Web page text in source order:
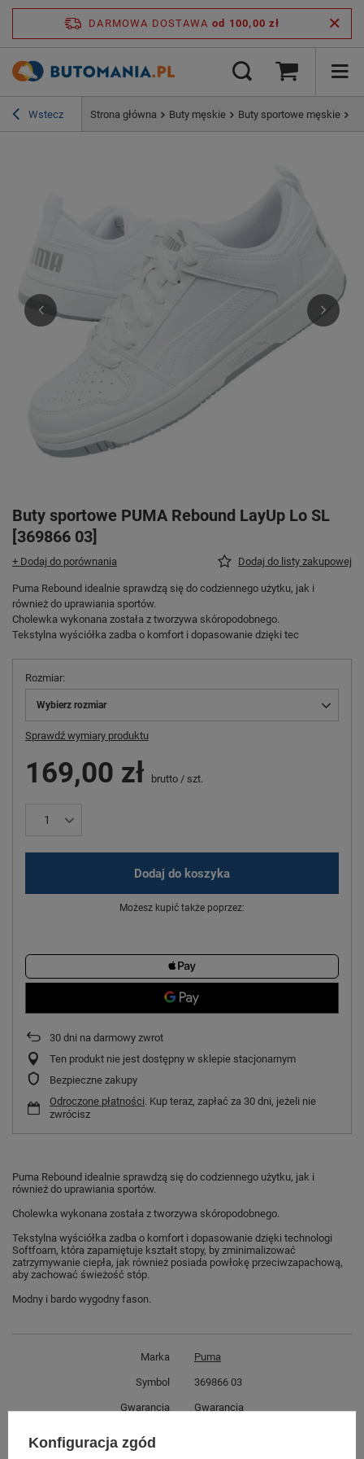
DARMOWA DOSTAWA od 100,00 zł
Wstecz Strona główna Buty męskie Buty sportowe męskie
Buty sportowe PUMA Rebound LayUp Lo SL
[369866 03]
+ Dodaj do porównania Dodaj do listy zakupowej
Puma Rebound idealnie sprawdzą się do codziennego użytku, jak i
również do uprawiania sportów.
Cholewka wykonana została z tworzywa skóropodobnego.
Tekstylna wyściółka zadba o komfort i dopasowanie dzięki tec
Rozmiar
Wybierz rozmiar
Sprawdź wymiary produktu
169,00 zł brutto / szt.
Dodaj do koszyka
Możesz kupić także poprzez:
30 dni na darmowy zwrot
Ten produkt nie jest dostępny w sklepie stacjonarnym
Bezpieczne zakupy
Odroczone płatności. Kup teraz, zapłać za 30 dni, jeżeli nie
zwrócisz
Puma Rebound idealnie sprawdzą się do codziennego użytku, jak i
również do uprawiania sportów.
Cholewka wykonana została z tworzywa skóropodobnego.
Tekstylna wyściółka zadba o komfort i dopasowanie dzięki technologi
Softfoam, która zapamiętuje kształt stopy, by zminimalizować
zatrzymywanie ciepła, jak również posiada powłokę przeciwzapachową,
aby zachować świeżość stóp.
Modny i bardo wygodny fason.
Marka Puma
Symbol 369866 03
Gwarancja Gwarancja
Konfiguracja zgód